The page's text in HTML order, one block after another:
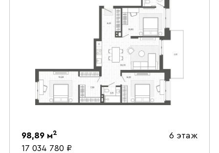
98,89 м2
6 этаж
17 034 780 ₽